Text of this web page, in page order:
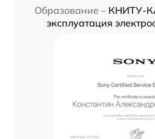
Образование – КНИТУ-
эксплуатация